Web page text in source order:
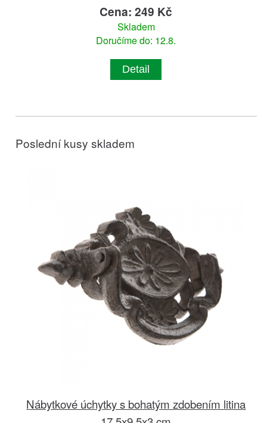
Cena: 249 Kč
Skladem
Doručíme do: 12.8.
Detail
Poslední kusy skladem
Nábytkové úchytky s bohatým zdobením litina